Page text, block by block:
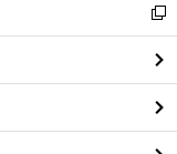
閉
る
新
し
い
ウ
ィ
ン